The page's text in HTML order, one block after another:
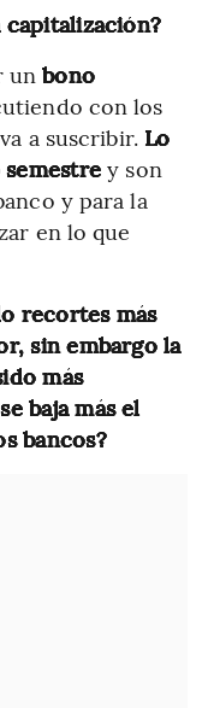
capitalización?
unbono
con los
a suscribir. Lo
semestrey son
y para la
en lo que
recortes más
sin embargo la
más
baja más el
bancos?